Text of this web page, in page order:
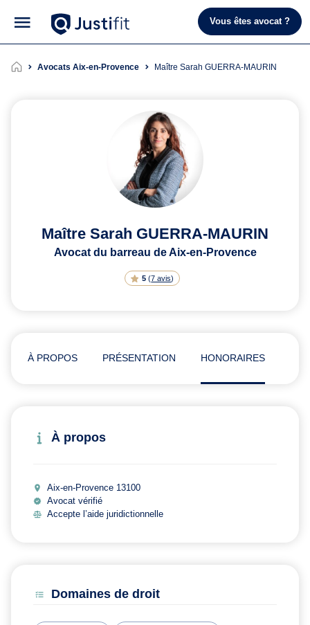
Vous êtes avocat ?
Avocats Aix-en-Provence Maître Sarah GUERRA-MAURIN
Maître Sarah GUERRA-MAURIN
Avocat du barreau de Aix-en-Provence
5(7 avis)
À PROPOS PRÉSENTATION HONORAIRES
À propos
Aix-en-Provence 13100
Avocat vérifié
Accepte l’aide juridictionnelle
Domaines de droit